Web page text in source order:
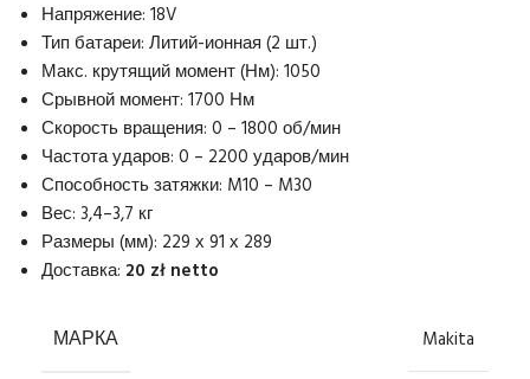
Напряжение: 18V
Тип батареи: Литий-ионная (2 шт.)
Макс. крутящий момент (Нм): 1050
Срывной момент: 1700 Нм
Скорость вращения: 0 – 1800 об/мин
Частота ударов: 0 – 2200 ударов/мин
Способность затяжки: M10 – M30
Вес: 3,4–3,7 кг
Размеры (мм): 229 х 91 х 289
Доставка: 20 zł netto
МАРКА Makita